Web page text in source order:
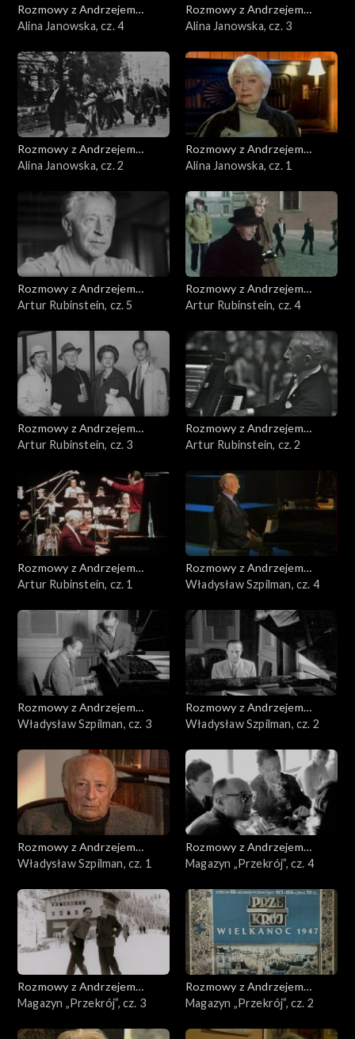
Rozmowy z Andrzejem
Doboszem
Alina Janowska, cz. 4
Rozmowy z Andrzejem
Doboszem
Alina Janowska, cz. 3
Rozmowy z Andrzejem
Doboszem
Alina Janowska, cz. 2
Rozmowy z Andrzejem
Doboszem
Alina Janowska, cz. 1
Rozmowy z Andrzejem
Doboszem
Artur Rubinstein, cz. 5
Rozmowy z Andrzejem
Doboszem
Artur Rubinstein, cz. 4
Rozmowy z Andrzejem
Doboszem
Artur Rubinstein, cz. 3
Rozmowy z Andrzejem
Doboszem
Artur Rubinstein, cz. 2
Rozmowy z Andrzejem
Doboszem
Artur Rubinstein, cz. 1
Rozmowy z Andrzejem
Doboszem
Władysław Szpilman, cz. 4
Rozmowy z Andrzejem
Doboszem
Władysław Szpilman, cz. 3
Rozmowy z Andrzejem
Doboszem
Władysław Szpilman, cz. 2
Rozmowy z Andrzejem
Doboszem
Władysław Szpilman, cz. 1
Rozmowy z Andrzejem
Doboszem
Magazyn „Przekrój”, cz. 4
Rozmowy z Andrzejem
Doboszem
Magazyn „Przekrój”, cz. 3
Rozmowy z Andrzejem
Doboszem
Magazyn „Przekrój”, cz. 2